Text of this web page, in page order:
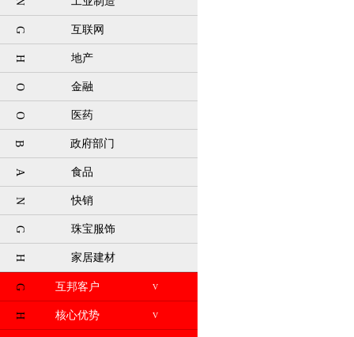
G 互联网
H 地产
O 金融
O 医药
B 政府部门
A 食品
N 快销
G 珠宝服饰
H 家居建材
G V
互邦客户
H V
核心优势